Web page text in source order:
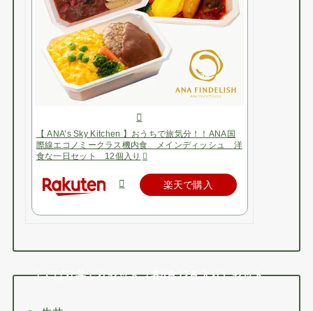
【 ANA’s Sky Kitchen 】おうちで旅気分！！ANA国
際線エコノミークラス機内食 メインディッシュ 洋
食な一日セット 12個入り
楽天で購入
よくばり丼ぶりセット（各4食12食入り）セット